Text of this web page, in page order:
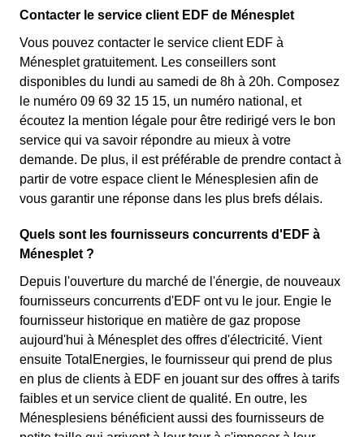
Contacter le service client EDF de Ménesplet
Vous pouvez contacter le service client EDF à
Ménesplet gratuitement. Les conseillers sont
disponibles du lundi au samedi de 8h à 20h. Composez
le numéro 09 69 32 15 15, un numéro national, et
écoutez la mention légale pour être redirigé vers le bon
service qui va savoir répondre au mieux à votre
demande. De plus, il est préférable de prendre contact à
partir de votre espace client le Ménesplesien afin de
vous garantir une réponse dans les plus brefs délais.
Quels sont les fournisseurs concurrents d'EDF à
Ménesplet ?
Depuis l'ouverture du marché de l'énergie, de nouveaux
fournisseurs concurrents d'EDF ont vu le jour. Engie le
fournisseur historique en matière de gaz propose
aujourd'hui à Ménesplet des offres d'électricité. Vient
ensuite TotalEnergies, le fournisseur qui prend de plus
en plus de clients à EDF en jouant sur des offres à tarifs
faibles et un service client de qualité. En outre, les
Ménesplesiens bénéficient aussi des fournisseurs de